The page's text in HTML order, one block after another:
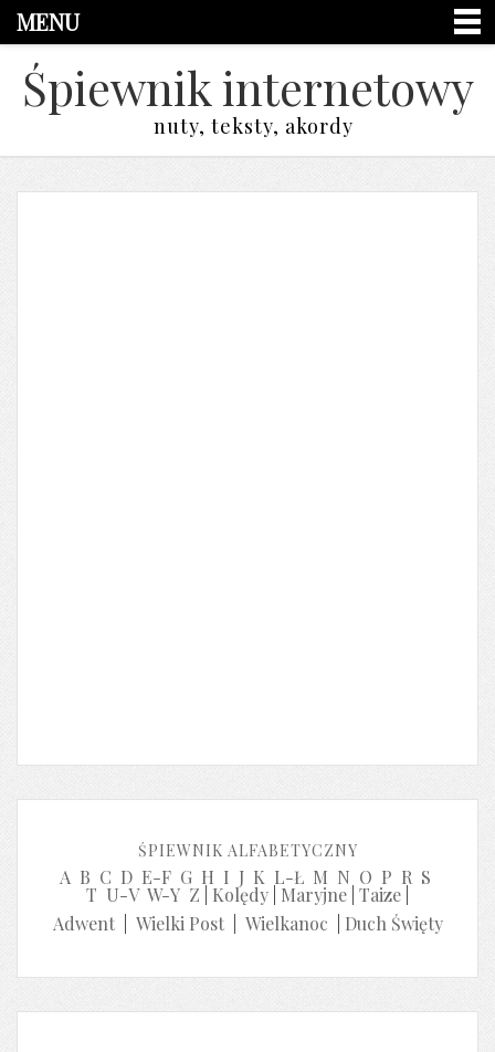
MENU
Śpiewnik internetowy
nuty, teksty, akordy
ŚPIEWNIK ALFABETYCZNY
A B C D E-F G H I J K L-Ł M N O P R S
T U-V W-Y Z Kolędy Maryjne Taize
Adwent| Wielki Post| Wielkanoc Duch Święty